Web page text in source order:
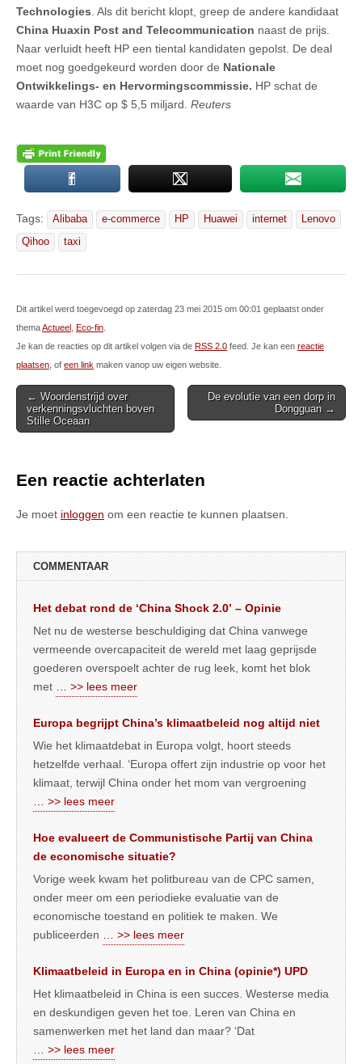
Technologies . Als dit bericht klopt, greep de andere kandidaat
China Huaxin Post and Telecommunication naast de prijs.
Naar verluidt heeft HP een tiental kandidaten gepolst. De deal
moet nog goedgekeurd worden door de Nationale
Ontwikkelings- en Hervormingscommissie. HP schat de
waarde van H3C op $ 5,5 miljard. Reuters
Tags: Alibaba e-commerce HP Huawei internet
Lenovo
Qihoo
taxi
Dit artikel werd toegevoegd op zaterdag 23 mei 2015 om 00:01 geplaatst onder
themaActueel Eco-fin
Je kan de reacties op dit artikel volgen via de RSS 2.0 feed. Je kan een reactie
plaatsen , of een link maken vanop uw eigen website.
Post
navigation
← Woordenstrijd over
verkenningsvluchten boven
Stille Oceaan
De evolutie van een dorp in
Dongguan →
Een reactie achterlaten
Je moet inloggen om een reactie te kunnen plaatsen.
COMMENTAAR
Het debat rond de ‘China Shock 2.0’ – Opinie
Net nu de westerse beschuldiging dat China vanwege
vermeende overcapaciteit de wereld met laag geprijsde
goederen overspoelt achter de rug leek, komt het blok
met
… >> lees meer
Europa begrijpt China’s klimaatbeleid nog altijd niet
Wie het klimaatdebat in Europa volgt, hoort steeds
hetzelfde verhaal. ‘Europa offert zijn industrie op voor het
klimaat, terwijl China onder het mom van vergroening
… >> lees meer
Hoe evalueert de Communistische Partij van China
de economische situatie?
Vorige week kwam het politbureau van de CPC samen,
onder meer om een periodieke evaluatie van de
economische toestand en politiek te maken. We
publiceerden
… >> lees meer
Klimaatbeleid in Europa en in China (opinie*) UPD
Het klimaatbeleid in China is een succes. Westerse media
en deskundigen geven het toe. Leren van China en
samenwerken met het land dan maar? ‘Dat
… >> lees meer